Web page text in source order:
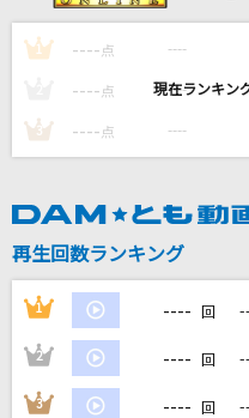
万華鏡
岩崎宏美(益田宏美)
DREAMS COME TRUE
SixTONES
State of mind
倉木麻衣
Two(Shota
Snow Man
1 ---- 点 ----
---- 点 ----
3 ---- 点 ----
再生回数ランキング
1 ---- 回
2 ---- 回
3 ---- 回